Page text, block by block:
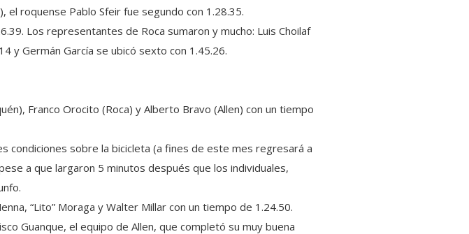
el roquense Pablo Sfeir fue segundo con 1.28.35.
Los representantes de Roca sumaron y mucho: Luis Choilaf
y Germán García se ubicó sexto con 1.45.26.
Franco Orocito (Roca) y Alberto Bravo (Allen) con un tiempo
condiciones sobre la bicicleta (a fines de este mes regresará a
a que largaron 5 minutos después que los individuales,
“Lito” Moraga y Walter Millar con un tiempo de 1.24.50.
Guanque, el equipo de Allen, que completó su muy buena